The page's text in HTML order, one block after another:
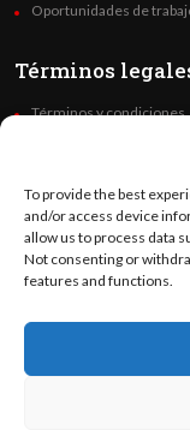
To provide the best
and/or access device
allow us to process data
Not consenting or
features and functions.
Oportunidades de
Términos
Términos y condiciones
Code of Ethics
©OratoWorld